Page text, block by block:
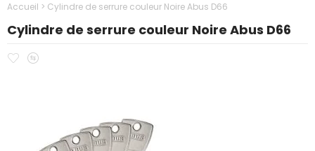
Accueil Cylindre de serrure couleur Noire Abus D66
Cylindre de serrure couleur Noire Abus D66
Ajouter